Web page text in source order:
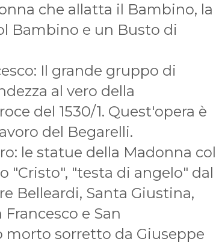
che allatta il Bambino, la
Bambino e un Busto di
Il grande gruppo di
al vero della
del 1530/1. Quest'opera è
del Begarelli.
le statue della Madonna col
"Cristo", "testa di angelo" dal
Belleardi, Santa Giustina,
e San
morto sorretto da Giuseppe